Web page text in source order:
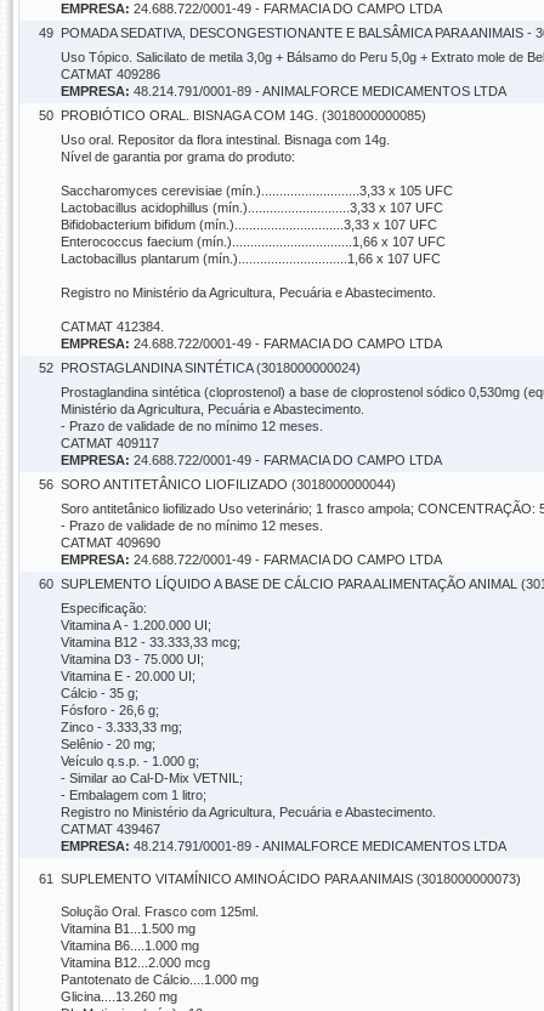
EMPRESA: 24.688.722/0001-49 - FARMACIA DO CAMPO LTDA
49 POMADA SEDATIVA, DESCONGESTIONANTE E BALSÂMICA PARA ANIMAIS -
Uso Tópico. Salicilato de metila 3,0g + Bálsamo do Peru 5,0g + Extrato mole de
CATMAT 409286
EMPRESA: 48.214.791/0001-89 - ANIMALFORCE MEDICAMENTOS LTDA
50 PROBIÓTICO ORAL. BISNAGA COM 14G. (3018000000085)
Uso oral. Repositor da flora intestinal. Bisnaga com 14g.
Nível de garantia por grama do produto:
Saccharomyces cerevisiae (mín.)...........................3,33 x 105 UFC
Lactobacillus acidophillus (mín.)............................3,33 x 107 UFC
Bifidobacterium bifidum (mín.)..............................3,33 x 107 UFC
Enterococcus faecium (mín.).................................1,66 x 107 UFC
Lactobacillus plantarum (mín.)..............................1,66 x 107 UFC
Registro no Ministério da Agricultura, Pecuária e Abastecimento.
CATMAT 412384.
EMPRESA: 24.688.722/0001-49 - FARMACIA DO CAMPO LTDA
52 PROSTAGLANDINA SINTÉTICA (3018000000024)
Prostaglandina sintética (cloprostenol) a base de cloprostenol sódico 0,530mg
Ministério da Agricultura, Pecuária e Abastecimento.
- Prazo de validade de no mínimo 12 meses.
CATMAT 409117
EMPRESA: 24.688.722/0001-49 - FARMACIA DO CAMPO LTDA
56 SORO ANTITETÂNICO LIOFILIZADO (3018000000044)
Soro antitetânico liofilizado Uso veterinário; 1 frasco ampola;
- Prazo de validade de no mínimo 12 meses.
CATMAT 409690
EMPRESA: 24.688.722/0001-49 - FARMACIA DO CAMPO LTDA
60 SUPLEMENTO LÍQUIDO A BASE DE CÁLCIO PARA ALIMENTAÇÃO ANIMAL
Especificação:
Vitamina A - 1.200.000 UI;
Vitamina B12 - 33.333,33 mcg;
Vitamina D3 - 75.000 UI;
Vitamina E - 20.000 UI;
Cálcio - 35 g;
Fósforo - 26,6 g;
Zinco - 3.333,33 mg;
Selênio - 20 mg;
Veículo q.s.p. - 1.000 g;
- Similar ao Cal-D-Mix VETNIL;
- Embalagem com 1 litro;
Registro no Ministério da Agricultura, Pecuária e Abastecimento.
CATMAT 439467
EMPRESA: 48.214.791/0001-89 - ANIMALFORCE MEDICAMENTOS LTDA
61 SUPLEMENTO VITAMÍNICO AMINOÁCIDO PARA ANIMAIS (3018000000073)
Solução Oral. Frasco com 125ml.
Vitamina B1...1.500 mg
Vitamina B6....1.000 mg
Vitamina B12...2.000 mcg
Pantotenato de Cálcio....1.000 mg
Glicina....13.260 mg